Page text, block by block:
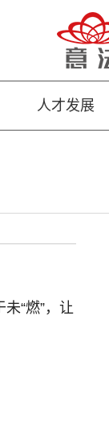
人才发展
“燃”，让